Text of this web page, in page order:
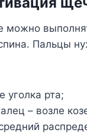
Пальцы
уголка рта;
– возле